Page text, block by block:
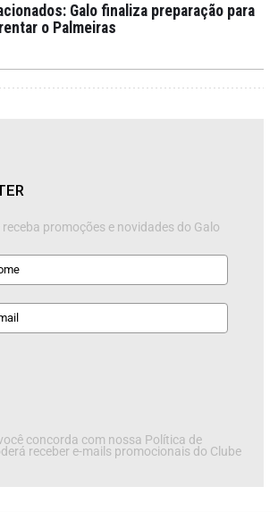
Galo finaliza preparação para
o Palmeiras
receba promoções e novidades do Galo
concorda com nossa Política de
receber e-mails promocionais do Clube